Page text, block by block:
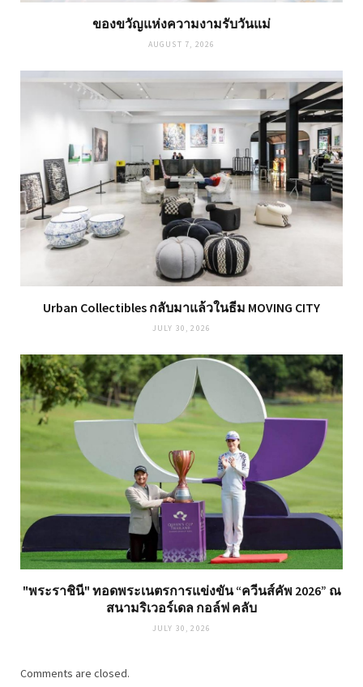
ของขวัญแห่งความงามรับวันแม่
AUGUST 7, 2026
Urban Collectibles กลับมาแล้วในธีม MOVING CITY
JULY 30, 2026
"พระราชินี" ทอดพระเนตรการแข่งขัน “ควีนส์คัพ 2026” ณ
สนามริเวอร์เดล กอล์ฟ คลับ
JULY 30, 2026
Comments are closed.